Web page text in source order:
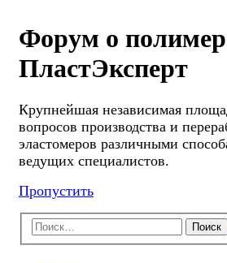
Форум о
ПластЭксперт
Крупнейшая независимая
вопросов производства и
эластомеров различными
ведущих специалистов.
Пропустить
Поиск